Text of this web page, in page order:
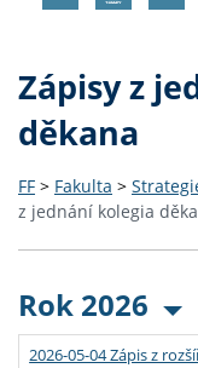
Zápisy z
děkana
FF > Fakulta >
z jednání kolegia
Rok 2026
2026-05-04 Zápis z